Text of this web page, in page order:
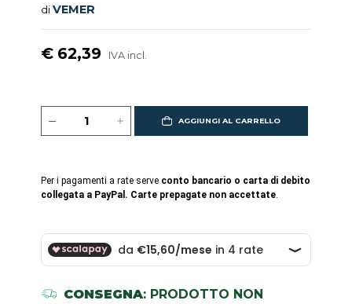
diVEMER
€ 62,39 IVA incl.
AGGIUNGI AL CARRELLO
Per i pagamenti a rate serve conto bancario o carta di debito
collegata a PayPal. Carte prepagate non accettate.
CONSEGNA: PRODOTTO NON